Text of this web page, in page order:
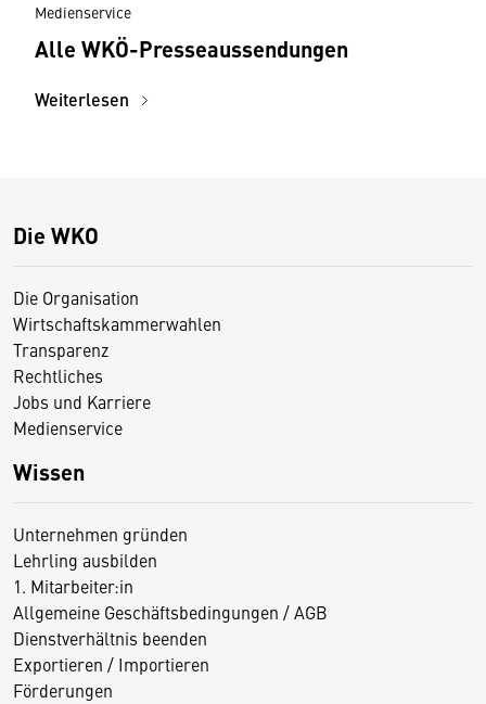
Medienservice
Alle WKÖ-Presseaussendungen
Weiterlesen
Die WKO
Die Organisation
Wirtschaftskammerwahlen
Transparenz
Rechtliches
Jobs und Karriere
Medienservice
Wissen
Unternehmen gründen
Lehrling ausbilden
1. Mitarbeiter:in
Allgemeine Geschäftsbedingungen / AGB
Dienstverhältnis beenden
Exportieren / Importieren
Förderungen